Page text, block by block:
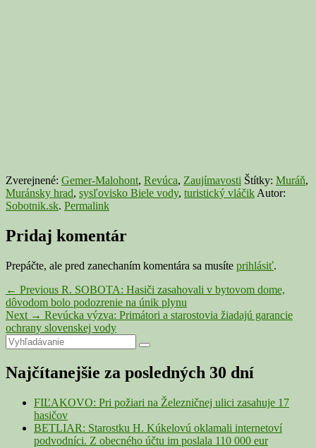
Zverejnené: Gemer-Malohont, Revúca, Zaujímavosti Štítky: Muráň,
Muránsky hrad, sysľovisko Biele vody, turistický vláčik Autor:
Sobotnik.sk. Permalink
Pridaj komentár
Prepáčte, ale pred zanechaním komentára sa musíte prihlásiť.
Navigácia
v
článku
← Previous Previous
post:
R. SOBOTA: Hasiči zasahovali v bytovom dome,
dôvodom bolo podozrenie na únik plynu
Next → Next
post:
Revúcka výzva: Primátori a starostovia žiadajú garancie
ochrany slovenskej vody
Primary
Sidebar
Widget
Area
Search
for:
Search
Najčítanejšie za posledných 30 dní
FIĽAKOVO: Pri požiari na Železničnej ulici zasahuje 17
hasičov
BETLIAR: Starostku H. Kúkelovú oklamali internetoví
podvodníci. Z obecného účtu im poslala 110 000 eur